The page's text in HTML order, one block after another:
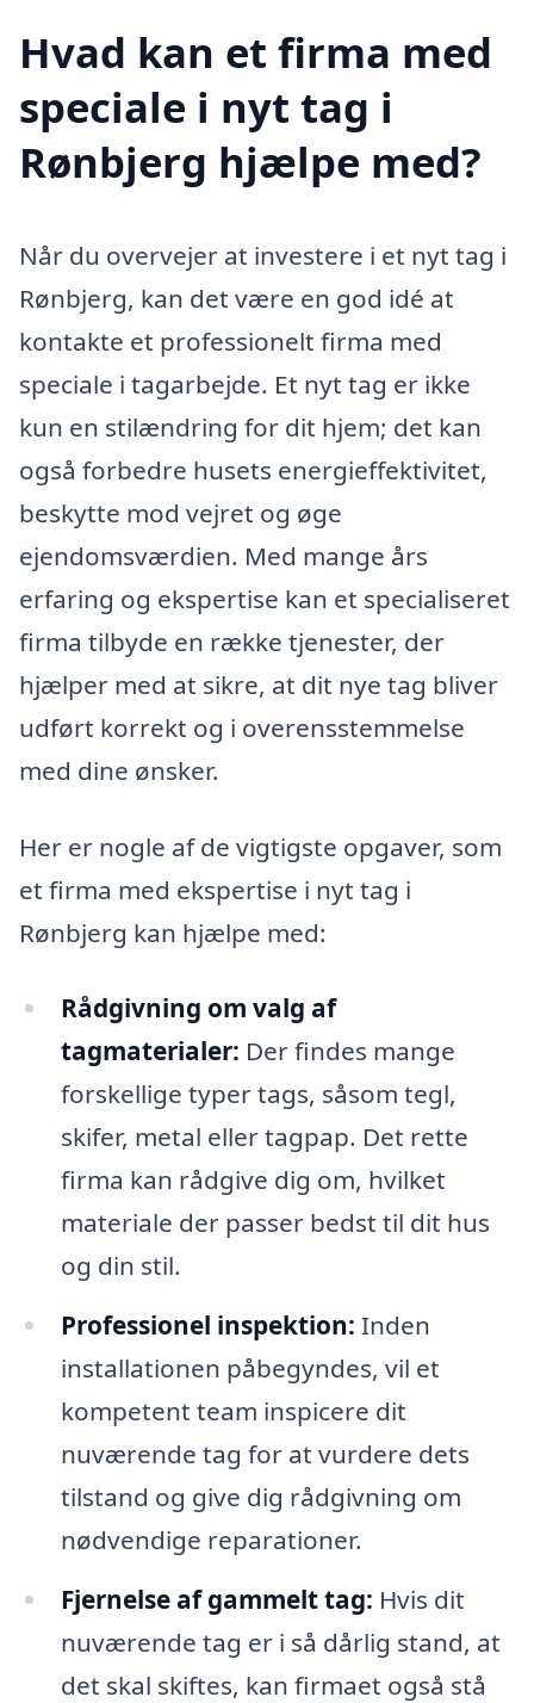
Hvad kan et firma med
speciale i nyt tag i
Rønbjerg hjælpe med?
Når du overvejer at investere i et nyt tag i
Rønbjerg, kan det være en god idé at
kontakte et professionelt firma med
speciale i tagarbejde. Et nyt tag er ikke
kun en stilændring for dit hjem; det kan
også forbedre husets energieffektivitet,
beskytte mod vejret og øge
ejendomsværdien. Med mange års
erfaring og ekspertise kan et specialiseret
firma tilbyde en række tjenester, der
hjælper med at sikre, at dit nye tag bliver
udført korrekt og i overensstemmelse
med dine ønsker.
Her er nogle af de vigtigste opgaver, som
et firma med ekspertise i nyt tag i
Rønbjerg kan hjælpe med:
Rådgivning om valg af
tagmaterialer: Der findes mange
forskellige typer tags, såsom tegl,
skifer, metal eller tagpap. Det rette
firma kan rådgive dig om, hvilket
materiale der passer bedst til dit hus
og din stil.
Professionel inspektion: Inden
installationen påbegyndes, vil et
kompetent team inspicere dit
nuværende tag for at vurdere dets
tilstand og give dig rådgivning om
nødvendige reparationer.
Fjernelse af gammelt tag: Hvis dit
nuværende tag er i så dårlig stand, at
det skal skiftes, kan firmaet også stå